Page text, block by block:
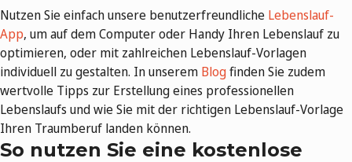
Nutzen Sie einfach unsere benutzerfreundliche Lebenslauf-
App, um auf dem Computer oder Handy Ihren Lebenslauf zu
optimieren, oder mit zahlreichen Lebenslauf-Vorlagen
individuell zu gestalten. In unserem Blogfinden Sie zudem
wertvolle Tipps zur Erstellung eines professionellen
Lebenslaufs und wie Sie mit der richtigen Lebenslauf-Vorlage
Ihren Traumberuf landen können.
So nutzen Sie eine kostenlose